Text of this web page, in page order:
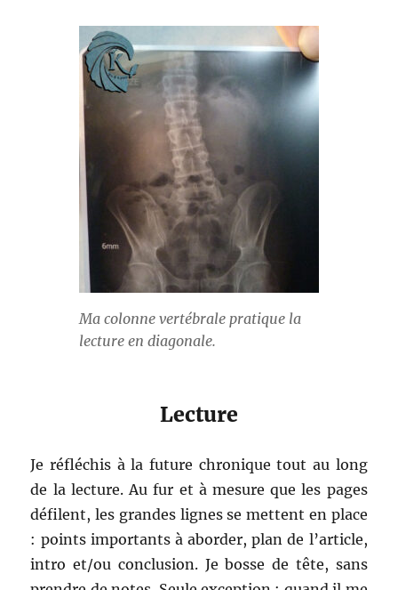
Ma colonne vertébrale pratique la
lecture en diagonale.
Lecture
Je réfléchis à la future chronique tout au long
de la lecture. Au fur et à mesure que les pages
défilent, les grandes lignes se mettent en place
: points importants à aborder, plan de l’article,
intro et/ou conclusion. Je bosse de tête, sans